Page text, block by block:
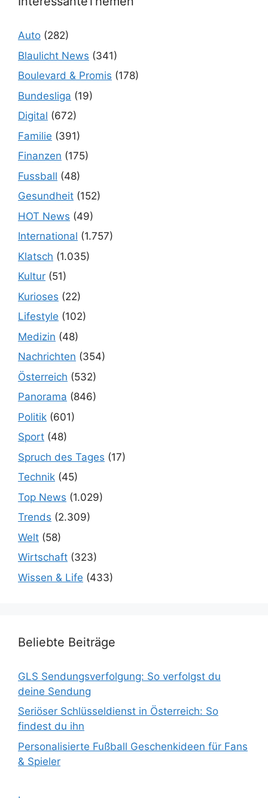
Auto (282)
Blaulicht News (341)
Boulevard & Promis (178)
Bundesliga (19)
Digital (672)
Familie (391)
Finanzen (175)
Fussball (48)
Gesundheit (152)
HOT News (49)
International (1.757)
Klatsch (1.035)
Kultur (51)
Kurioses (22)
Lifestyle (102)
Medizin (48)
Nachrichten (354)
Österreich (532)
Panorama (846)
Politik (601)
Sport (48)
Spruch des Tages (17)
Technik (45)
Top News (1.029)
Trends (2.309)
Welt (58)
Wirtschaft (323)
Wissen & Life (433)
Beliebte Beiträge
GLS Sendungsverfolgung: So verfolgst du
deine Sendung
Seriöser Schlüsseldienst in Österreich: So
findest du ihn
Personalisierte Fußball Geschenkideen für Fans
& Spieler